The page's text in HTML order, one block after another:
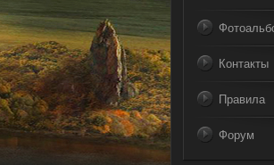
Контакты
Правила
Форум